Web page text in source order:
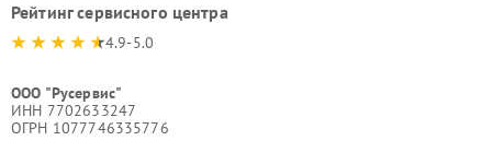
Рейтинг сервисного центра
4.9-5.0
ООО "Русервис"
ИНН 7702633247
ОГРН 1077746335776